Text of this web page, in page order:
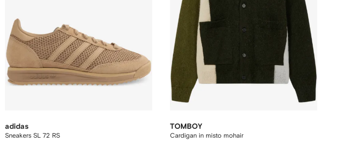
adidas
Sneakers SL 72 RS
TOMBOY
Cardigan in misto mohair